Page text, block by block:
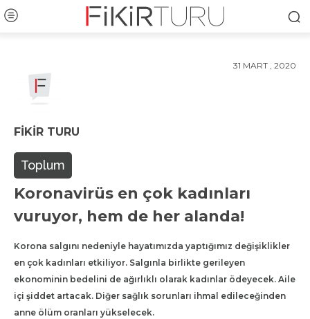
31 MART , 2020
FIKIR TURU
Toplum
Koronavirüs en çok kadınları
vuruyor, hem de her alanda!
Korona salgını nedeniyle hayatımızda yaptığımız değişiklikler
en çok kadınları etkiliyor. Salgınla birlikte gerileyen
ekonominin bedelini de ağırlıklı olarak kadınlar ödeyecek. Aile
içi şiddet artacak. Diğer sağlık sorunları ihmal edileceğinden
anne ölüm oranları yükselecek.